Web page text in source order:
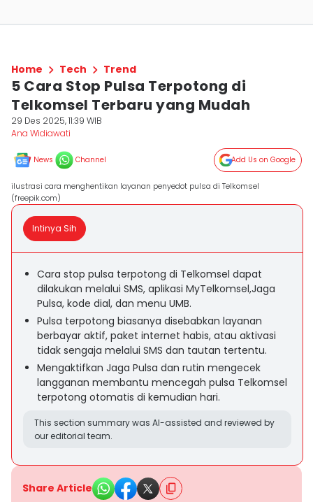
Home Tech Trend
5 Cara Stop Pulsa Terpotong di
Telkomsel Terbaru yang Mudah
29 Des 2025, 11:39 WIB
Ana Widiawati
News Channel Add Us on Google
ilustrasi cara menghentikan layanan penyedot pulsa di Telkomsel
(freepik.com)
Intinya Sih
Cara stop pulsa terpotong di Telkomsel dapat
dilakukan melalui SMS, aplikasi MyTelkomsel,Jaga
Pulsa, kode dial, dan menu UMB.
Pulsa terpotong biasanya disebabkan layanan
berbayar aktif, paket internet habis, atau aktivasi
tidak sengaja melalui SMS dan tautan tertentu.
Mengaktifkan Jaga Pulsa dan rutin mengecek
langganan membantu mencegah pulsa Telkomsel
terpotong otomatis di kemudian hari.
This section summary was AI-assisted and reviewed by
our editorial team.
Share Article